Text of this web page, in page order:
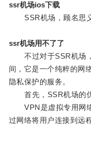
ssr机场ios下载
SSR机场，顾名思义
ssr机场用不了了
不过对于SSR机场，
间，它是一个纯粹的网
隐私保护的服务。
首先，SSR机场的优
VPN是虚拟专用网络
过网络将用户连接到远